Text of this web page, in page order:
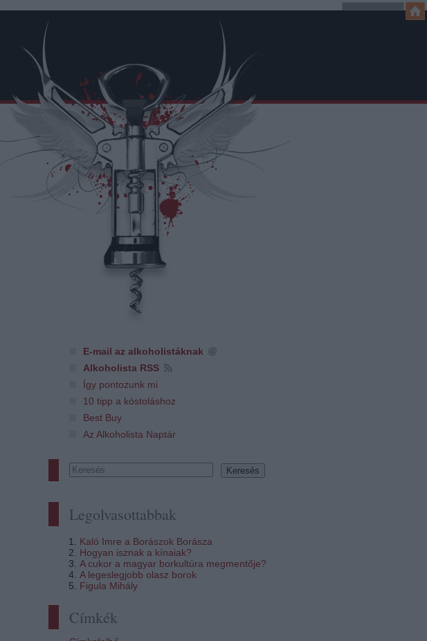
E-mail az alkoholistáknak
Alkoholista RSS
Így pontozunk mi
10 tipp a kóstoláshoz
Best Buy
Az Alkoholista Naptár
Legolvasottabbak
Kaló Imre a Borászok Borásza
Hogyan isznak a kínaiak?
A cukor a magyar borkultúra megmentője?
A legeslegjobb olasz borok
Figula Mihály
Címkék